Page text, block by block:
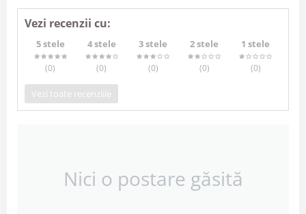
Vezi recenzii cu:
5 stele
(0)
4 stele
(0)
3 stele
(0)
2 stele
(0)
1 stele
(0)
Vezi toate recenziile
Nici o postare găsită